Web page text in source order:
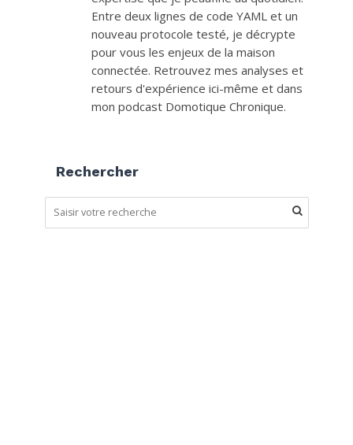
Entre deux lignes de code YAML et un
nouveau protocole testé, je décrypte
pour vous les enjeux de la maison
connectée. Retrouvez mes analyses et
retours d'expérience ici-même et dans
mon podcast Domotique Chronique.
Rechercher